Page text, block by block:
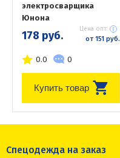
электросварщика
Юнона
178 руб. Цена опт:
от 151 руб.
0.0 0
Купить товар
Спецодежда на заказ